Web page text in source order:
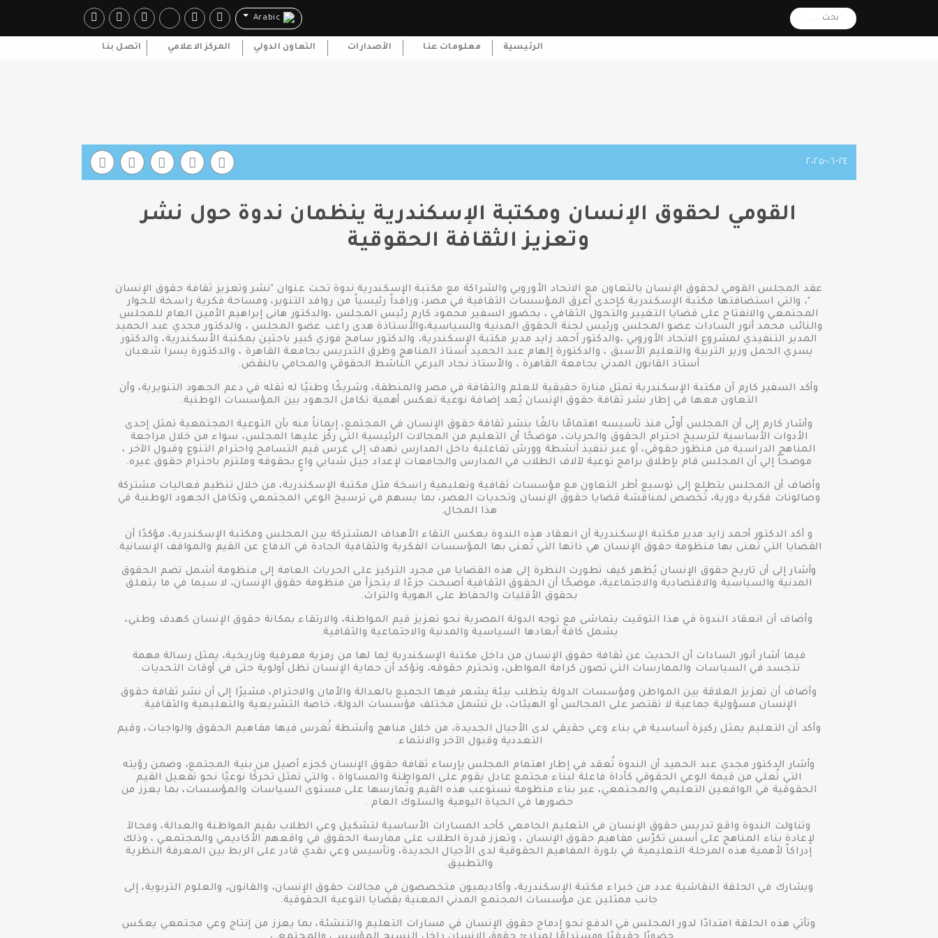
بحث . . . Arabic
الرئيسية معلومات عنا الأصدارات التعاون الدولي المركز الاعلامي اتصل بنا
٢٤-٠٦-٢٠٢٥
القومي لحقوق الإنسان ومكتبة الإسكندرية ينظمان ندوة حول نشر
وتعزيز الثقافة الحقوقية
عقد المجلس القومي لحقوق الإنسان بالتعاون مع الاتحاد الأوروبي والشراكة مع مكتبة الإسكندرية ندوة تحت عنوان "نشر وتعزيز ثقافة حقوق الإنسان
"، والتي استضافتها مكتبة الإسكندرية كإحدى أعرق المؤسسات الثقافية في مصر، ورافداً رئيسياً من روافد التنوير، ومساحة فكرية راسخة للحوار
المجتمعي والانفتاح على قضايا التغيير والتحول الثقافي ، بحضور السفير محمود كارم رئيس المجلس ،والدكتور هانى إبراهيم الأمين العام للمجلس
والنائب محمد أنور السادات عضو المجلس ورئيس لجنة الحقوق المدنية والسياسية،والأستاذة هدى راغب عضو المجلس ، والدكتور مجدي عبد الحميد
المدير التنفيذي لمشروع الاتحاد الأوروبي ،والدكتور أحمد زايد مدير مكتبة الإسكندرية، والدكتور سامح فوزي كبير باحثين بمكتبة الأسكندرية، والدكتور
يسري الجمل وزير التربية والتعليم الأسبق ، والدكتورة إلهام عبد الحميد أستاذ المناهج وطرق التدريس بجامعة القاهرة ، والدكتورة يسرا شعبان
أستاذ القانون المدني بجامعة القاهرة ، والأستاذ نجاد البرعي الناشط الحقوقي والمحامي بالنقض.
وأكد السفير كارم أن مكتبة الإسكندرية تمثل منارة حقيقية للعلم والثقافة في مصر والمنطقة، وشريكًا وطنيًا له ثقله في دعم الجهود التنويرية، وأن
التعاون معها في إطار نشر ثقافة حقوق الإنسان يُعد إضافة نوعية تعكس أهمية تكامل الجهود بين المؤسسات الوطنية.
وأشار كارم إلى أن المجلس أَولّى منذ تأسيسه اهتمامًا بالغًا بنشر ثقافة حقوق الإنسان في المجتمع، إيماناُ منه بأن التوعية المجتمعية تمثل إحدى
الأدوات الأساسية لترسيخ احترام الحقوق والحريات، موضحًا أن التعليم من المجالات الرئيسية التي ركّز عليها المجلس، سواء من خلال مراجعة
المناهج الدراسية من منظور حقوقي، أو عبر تنفيذ أنشطة وورش تفاعلية داخل المدارس تهدف إلى غرس قيم التسامح واحترام التنوع وقبول الآخر ،
موضحاً إلي أن المجلس قام بإطلاق برامج توعية لآلاف الطلاب في المدارس والجامعات لإعداد جيل شبابي واعٍ بحقوقه وملتزم باحترام حقوق غيره.
وأضاف أن المجلس يتطلع إلى توسيع أطر التعاون مع مؤسسات ثقافية وتعليمية راسخة مثل مكتبة الإسكندرية، من خلال تنظيم فعاليات مشتركة
وصالونات فكرية دورية، تُخصص لمناقشة قضايا حقوق الإنسان وتحديات العصر، بما يسهم في ترسيخ الوعي المجتمعي وتكامل الجهود الوطنية في
هذا المجال.
و أكد الدكتور أحمد زايد مدير مكتبة الإسكندرية أن انعقاد هذه الندوة يعكس التقاء الأهداف المشتركة بين المجلس ومكتبة الإسكندرية، مؤكدًا أن
القضايا التي تُعنى بها منظومة حقوق الإنسان هي ذاتها التي تُعنى بها المؤسسات الفكرية والثقافية الجادة في الدفاع عن القيم والمواقف الإنسانية.
وأشار إلى أن تاريخ حقوق الإنسان يُظهر كيف تطورت النظرة إلى هذه القضايا من مجرد التركيز على الحريات العامة إلى منظومة أشمل تضم الحقوق
المدنية والسياسية والاقتصادية والاجتماعية، موضحًا أن الحقوق الثقافية أصبحت جزءًا لا يتجزأ من منظومة حقوق الإنسان، لا سيما في ما يتعلق
بحقوق الأقليات والحفاظ على الهوية والتراث.
وأضاف أن انعقاد الندوة في هذا التوقيت يتماشى مع توجه الدولة المصرية نحو تعزيز قيم المواطنة، والارتقاء بمكانة حقوق الإنسان كهدف وطني،
يشمل كافة أبعادها السياسية والمدنية والاجتماعية والثقافية.
فيما أشار أنور السادات أن الحديث عن ثقافة حقوق الإنسان من داخل مكتبة الإسكندرية لِما لها من رمزية معرفية وتاريخية، يمثل رسالة مهمة
تتجسد في السياسات والممارسات التي تصون كرامة المواطن، وتحترم حقوقه، وتؤكد أن حماية الإنسان تظل أولوية حتى في أوقات التحديات.
وأضاف أن تعزيز العلاقة بين المواطن ومؤسسات الدولة يتطلب بيئة يشعر فيها الجميع بالعدالة والأمان والاحترام، مشيرًا إلى أن نشر ثقافة حقوق
الإنسان مسؤولية جماعية لا تقتصر على المجالس أو الهيئات، بل تشمل مختلف مؤسسات الدولة، خاصة التشريعية والتعليمية والثقافية.
وأكد أن التعليم يمثل ركيزة أساسية في بناء وعي حقيقي لدى الأجيال الجديدة، من خلال مناهج وأنشطة تُغرس فيها مفاهيم الحقوق والواجبات، وقيم
التعددية وقبول الآخر والانتماء.
وأشار الدكتور مجدي عبد الحميد أن الندوة تُعقد في إطار اهتمام المجلس بإرساء ثقافة حقوق الإنسان كجزء أصيل من بنية المجتمع، وضمن رؤيته
التي تُعلي من قيمة الوعي الحقوقي كأداة فاعلة لبناء مجتمع عادل يقوم على المواطنة والمساواة ، والتي تمثل تحركًا نوعيًا نحو تفعيل القيم
الحقوقية في الواقعين التعليمي والمجتمعي، عبر بناء منظومة تستوعب هذه القيم وتُمارسها على مستوى السياسات والمؤسسات، بما يعزز من
حضورها في الحياة اليومية والسلوك العام .
وتناولت الندوة واقع تدريس حقوق الإنسان في التعليم الجامعي كأحد المسارات الأساسية لتشكيل وعي الطلاب بقيم المواطنة والعدالة، ومجالآ
لإعادة بناء المناهج على أسس تكرّس مفاهيم حقوق الإنسان ، وتعزز قدرة الطلاب على ممارسة الحقوق في واقعهم الأكاديمي والمجتمعي ، وذلك
إدراكاً لأهمية هذه المرحلة التعليمية في بلورة المفاهيم الحقوقية لدى الأجيال الجديدة، وتأسيس وعي نقدي قادر على الربط بين المعرفة النظرية
والتطبيق.
ويشارك في الحلقة النقاشية عدد من خبراء مكتبة الإسكندرية، وأكاديميون متخصصون في مجالات حقوق الإنسان، والقانون، والعلوم التربوية، إلى
جانب ممثلين عن مؤسسات المجتمع المدني المعنية بقضايا التوعية الحقوقية.
وتأتي هذه الحلقة امتدادًا لدور المجلس في الدفع نحو إدماج حقوق الإنسان في مسارات التعليم والتنشئة، بما يعزز من إنتاج وعي مجتمعي يعكس